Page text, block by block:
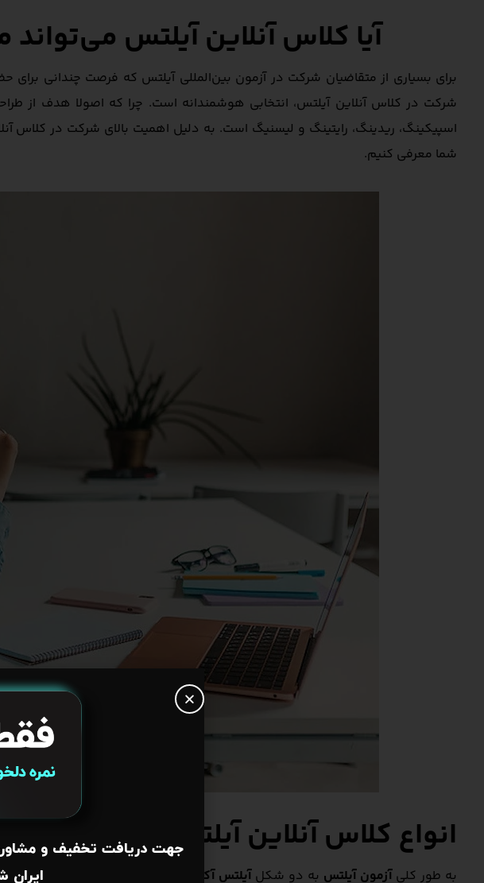
آیا کلاس آنلاین آیلتس
برای بسیاری از متقاضیان شرکت در آزمون بین‌المللی آیلتس که فرصت چندانی
شرکت در کلاس‌ آنلاین آیلتس، انتخابی هوشمندانه است. چرا که اصولا هدف از
اسپیکینگ، ریدینگ، رایتینگ و لیسنیگ است. به دلیل اهمیت بالای شرکت در کلاس‌
شما معرفی کنیم.
انواع کلاس آنلاین آیلتس
به طور کلیآزمون آیلتس به دو شکلآیلتس آکادمیک
برگزار
جهت دریافت تخفیف و
ایران